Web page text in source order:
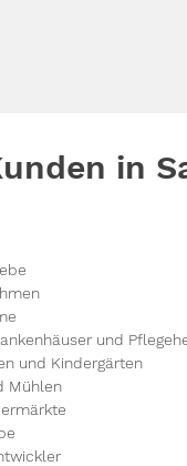
in
und
und Kindergärten
Mühlen